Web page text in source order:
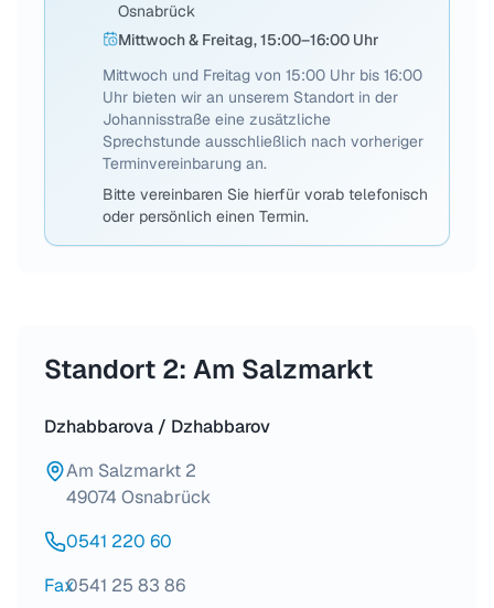
Osnabrück
Mittwoch & Freitag, 15:00–16:00 Uhr
Mittwoch und Freitag von 15:00 Uhr bis 16:00
Uhr bieten wir an unserem Standort in der
Johannisstraße eine zusätzliche
Sprechstunde ausschließlich nach vorheriger
Terminvereinbarung an.
Bitte vereinbaren Sie hierfür vorab telefonisch
oder persönlich einen Termin.
Standort 2: Am Salzmarkt
Dzhabbarova / Dzhabbarov
Am Salzmarkt 2
49074 Osnabrück
0541 220 60
Fax0541 25 83 86